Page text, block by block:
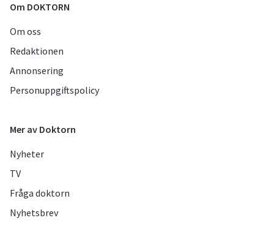
Om DOKTORN
Om oss
Redaktionen
Annonsering
Personuppgiftspolicy
Mer av Doktorn
Nyheter
TV
Fråga doktorn
Nyhetsbrev